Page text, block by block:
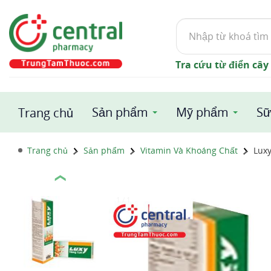
Tìm
kiếm
Tra cứu từ điển
Trang chủ Sản phẩm Mỹ phẩm
Trang chủ Sản phẩm Vitamin Và Khoáng Chất
❮